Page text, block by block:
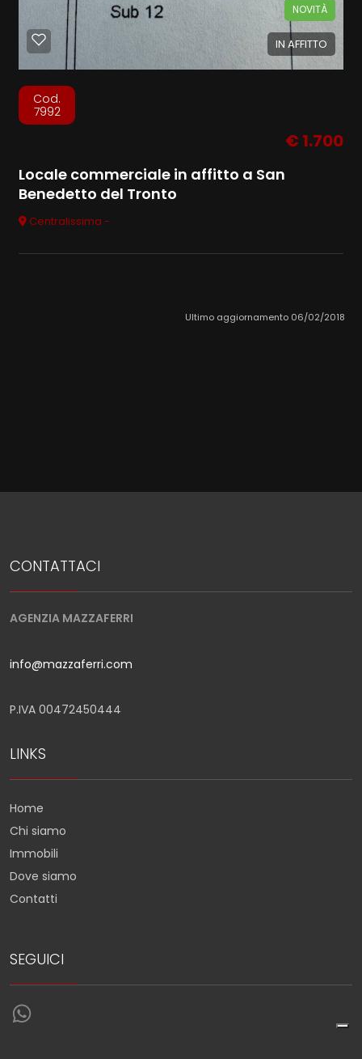
IN AFFITTO
NOVITÀ
Cod.
7992
€ 1.700
Locale commerciale in affitto a San
Benedetto del Tronto
Centralissima -
Ultimo aggiornamento 06/02/2018
CONTATTACI
AGENZIA MAZZAFERRI
info@mazzaferri.com
P.IVA 00472450444
LINKS
Home
Chi siamo
Immobili
Dove siamo
Contatti
SEGUICI